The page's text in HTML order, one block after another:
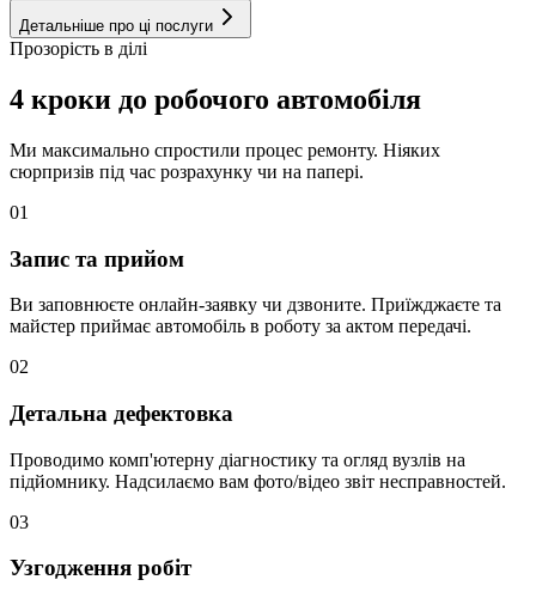
Детальніше про ці послуги
Прозорість в ділі
4 кроки до робочого автомобіля
Ми максимально спростили процес ремонту. Ніяких
сюрпризів під час розрахунку чи на папері.
01
Запис та прийом
Ви заповнюєте онлайн-заявку чи дзвоните. Приїжджаєте та
майстер приймає автомобіль в роботу за актом передачі.
02
Детальна дефектовка
Проводимо комп'ютерну діагностику та огляд вузлів на
підйомнику. Надсилаємо вам фото/відео звіт несправностей.
03
Узгодження робіт